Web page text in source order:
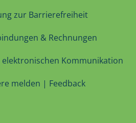
zur Barrierefreiheit
& Rechnungen
Kommunikation
melden | Feedback